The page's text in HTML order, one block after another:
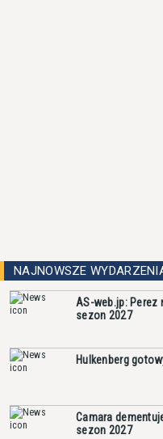
NAJNOWSZE
AS-web.jp:
sezon 2027
Hulkenberg
Camara
sezon 2027